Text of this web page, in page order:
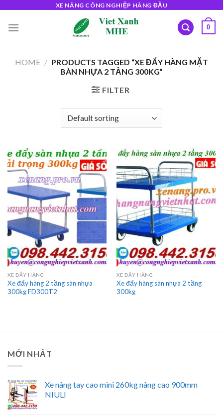
content
XE NÂNG CÔNG NGHIỆP HÀNG ĐẦU
0
HOME / PRODUCTS TAGGED “XE ĐẨY HÀNG MẶT
BÀN NHỰA 2 TẦNG 300KG”
FILTER
XE ĐẨY HÀNG
Xe đẩy hàng 2 tầng sàn nhựa
300kg FD300T2
XE ĐẨY HÀNG
Xe đẩy hàng sàn nhựa 2 tầng
300kg
MỚI NHẤT
Xe nâng tay cao mini 260kg nâng cao 900mm
NIULI